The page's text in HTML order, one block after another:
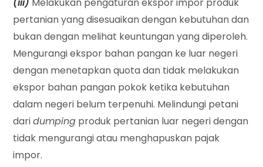
(iii) Melakukan pengaturan ekspor impor produk
pertanian yang disesuaikan dengan kebutuhan dan
bukan dengan melihat keuntungan yang diperoleh.
Mengurangi ekspor bahan pangan ke luar negeri
dengan menetapkan quota dan tidak melakukan
ekspor bahan pangan pokok ketika kebutuhan
dalam negeri belum terpenuhi. Melindungi petani
daridumping produk pertanian luar negeri dengan
tidak mengurangi atau menghapuskan pajak
impor.